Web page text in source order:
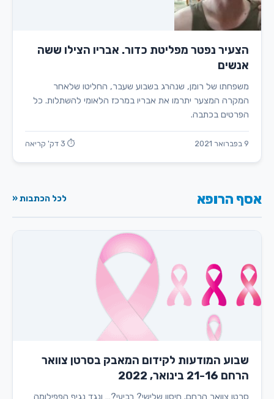
הצעיר נפטר מפליטת כדור. אבריו הצילו ששה
אנשים
משפחתו של רומן, שנהרג בשבוע שעבר, החליטו שלאחר
המקרה המצער יתרמו את אבריו במרכז הלאומי להשתלות. כל
הפרטים בכתבה.
9 בפברואר 2021 ⏱ 3 דק' קריאה
אסף הרופא לכל הכתבות «
שבוע המודעות לקידום המאבק בסרטן צוואר
הרחם 21-16 בינואר, 2022
סרטן צוואר הרחם. חיסון שלישי? רביעי?… ונגד נגיף הפפילומה